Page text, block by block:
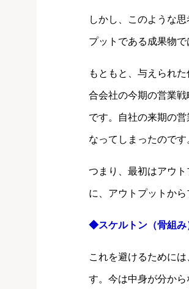
しかし、このような
プットである成果物で
もともと、与えられ
合会社の今期の営業
です。自社の来期の
なってしまったのです
つまり、最初はアウ
に、アウトプットか
◆スケルトン（骨組み
これを避けるために
す。今は中身が分から